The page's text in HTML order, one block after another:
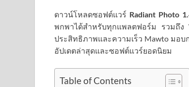
ดาวน์โหลดซอฟต์แวร์ Radiant Photo
พกพาได้สำหรับทุกแพลตฟอร์ม รวมถึ
ประสิทธิภาพและความเร็ว Mawto มอ
อัปเดตล่าสุดและซอฟต์แวร์ยอดนิยม
Table of Contents